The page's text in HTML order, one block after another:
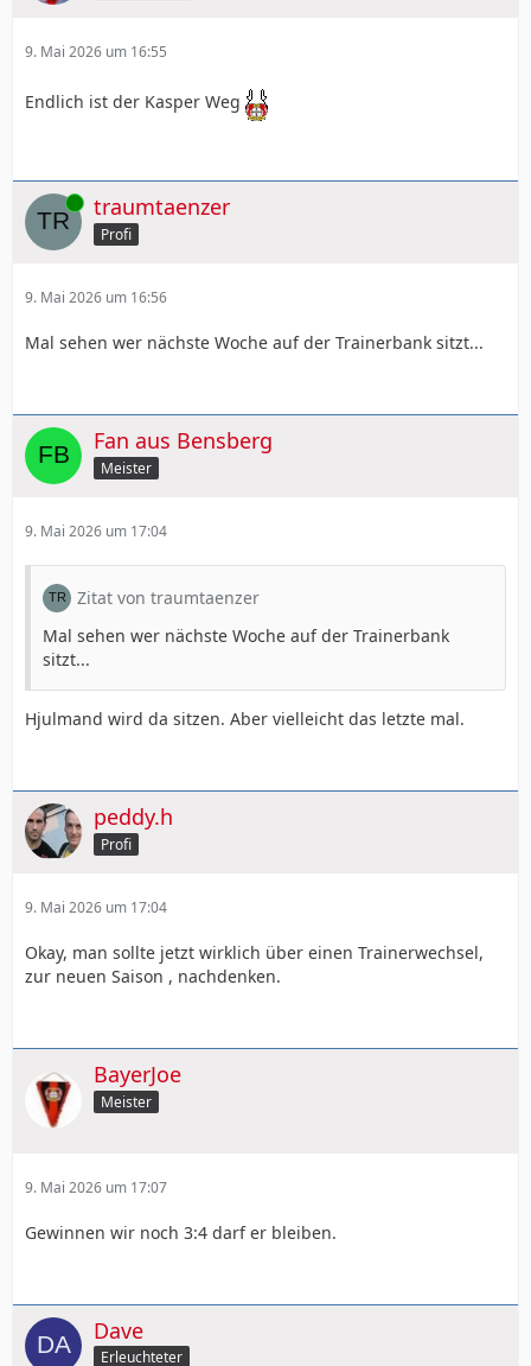
9. Mai 2026 um 16:55
Endlich ist der Kasper Weg
Online traumtaenzer
Profi
9. Mai 2026 um 16:56
Mal sehen wer nächste Woche auf der Trainerbank sitzt...
Fan aus Bensberg
Meister
9. Mai 2026 um 17:04
Zitat von traumtaenzer
Mal sehen wer nächste Woche auf der Trainerbank
sitzt...
Hjulmand wird da sitzen. Aber vielleicht das letzte mal.
peddy.h
Profi
9. Mai 2026 um 17:04
Okay, man sollte jetzt wirklich über einen Trainerwechsel,
zur neuen Saison , nachdenken.
BayerJoe
Meister
9. Mai 2026 um 17:07
Gewinnen wir noch 3:4 darf er bleiben.
Dave
Erleuchteter